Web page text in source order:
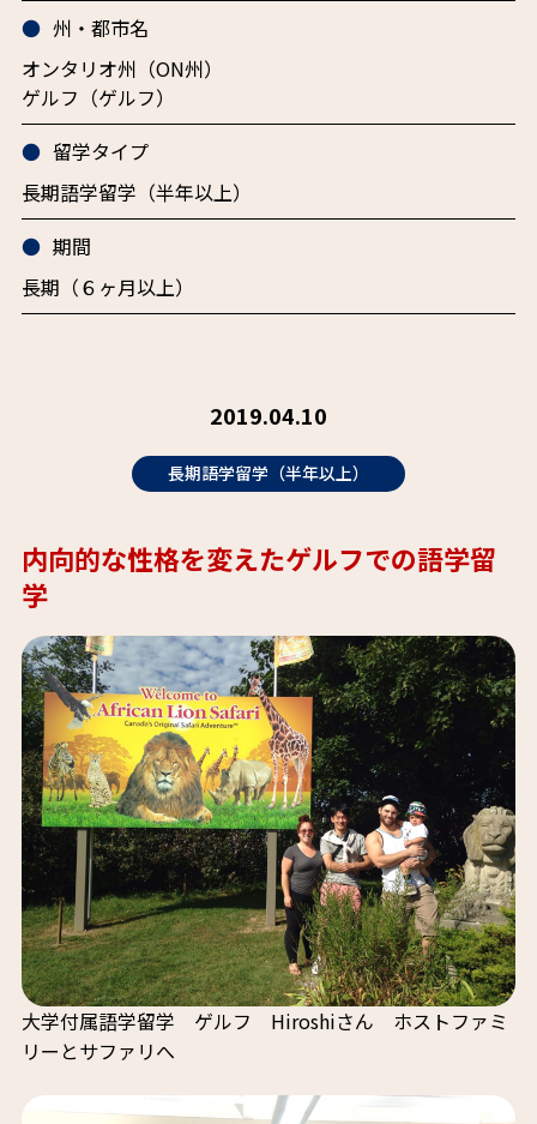
州・都市名
オンタリオ州（ON州）
ゲルフ（ゲルフ）
留学タイプ
長期語学留学（半年以上）
期間
長期（６ヶ月以上）
2019.04.10
長期語学留学（半年以上）
内向的な性格を変えたゲルフでの語学留
学
大学付属語学留学 ゲルフ Hiroshiさん ホストファミ
リーとサファリへ